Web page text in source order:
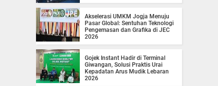
Akselerasi UMKM Jogja Menuju
Pasar Global: Sentuhan Teknologi
Pengemasan dan Grafika di JEC
2026
Gojek Instant Hadir di Terminal
Giwangan, Solusi Praktis Urai
Kepadatan Arus Mudik Lebaran
2026